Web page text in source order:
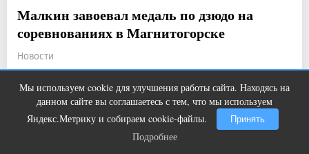
Малкин завоевал медаль по дзюдо на
соревнованиях в Магнитогорске
Новости
Мы используем cookie для улучшения работы сайта. Находясь на
данном сайте вы соглашаетесь с тем, что мы используем
Яндекс.Метрику и собираем cookie-файлы.
Принять
Подробнее
Ролик из Омска: вы будете смеяться
долго
Подробнее